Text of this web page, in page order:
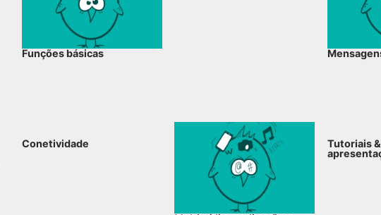
Funções básicas
Conetividade
Tutoriais